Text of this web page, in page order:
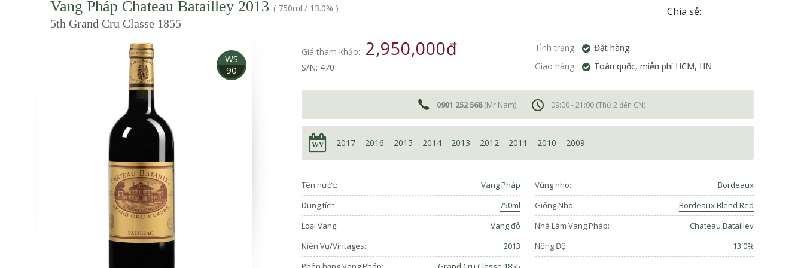
Vang Pháp Chateau Batailley 2013 ( 750ml / 13.0% )
5th Grand Cru Classe 1855
Chia sẻ:
WS
90
Giá tham khảo: 2,950,000đ
S/N: 470
Tình trạng:
Đặt hàng
Giao hàng:
Toàn quốc, miễn phí HCM, HN
0901 252 568(Mr Nam) 09:00 - 21:00 (Thứ 2 đến CN)
2017 2016 2015 2014 2013 2012 2011 2010 2009
Tên nước: Vang Pháp Vùng nho:
Bordeaux
Dung tích:
750ml Giống Nho:
Bordeaux Blend Red
Loại Vang:
Vang đỏ Nhà Làm Vang Pháp:
Chateau Batailley
Niên Vụ/Vintages:
2013 Nồng Độ:
13.0%